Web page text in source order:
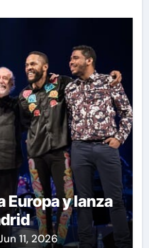
Europa y lanza
11, 2026